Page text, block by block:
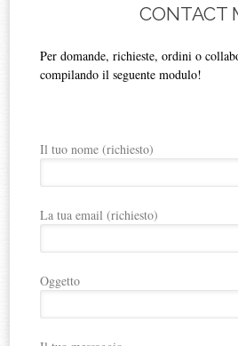
CONTACT
Per domande, richieste, ordini o
compilando il seguente modulo!
Il tuo nome (richiesto)
La tua email (richiesto)
Oggetto